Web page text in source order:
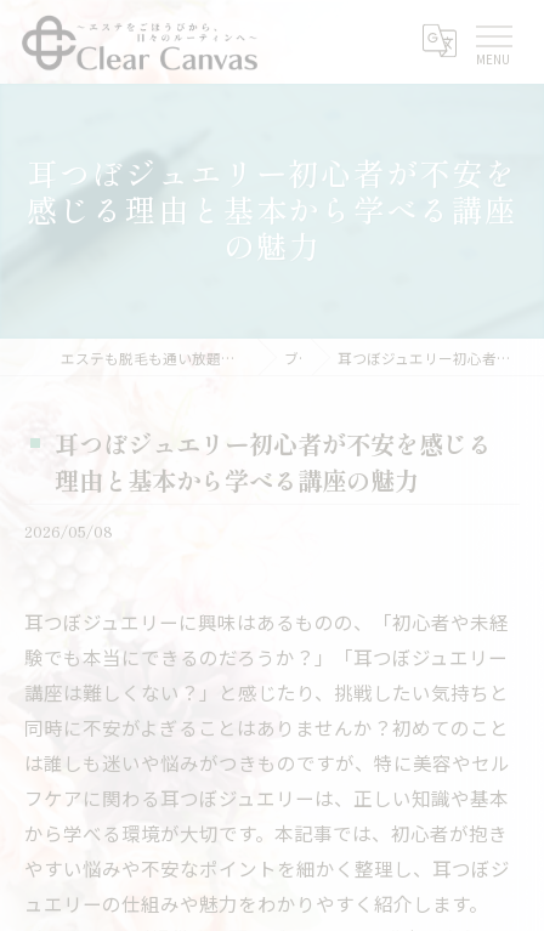
耳つぼジュエリー初心者が不安を
感じる理由と基本から学べる講座
の魅力
エステも脱毛も通い放題｜サブスクエステなら三重県亀山市のClear Canvas ブログ 耳つぼジュエリー初心者が不安を感じる理由と基本から学べる講座の魅力
耳つぼジュエリー初心者が不安を感じる
理由と基本から学べる講座の魅力
2026/05/08
耳つぼジュエリーに興味はあるものの、「初心者や未経
験でも本当にできるのだろうか？」「耳つぼジュエリー
講座は難しくない？」と感じたり、挑戦したい気持ちと
同時に不安がよぎることはありませんか？初めてのこと
は誰しも迷いや悩みがつきものですが、特に美容やセル
フケアに関わる耳つぼジュエリーは、正しい知識や基本
から学べる環境が大切です。本記事では、初心者が抱き
やすい悩みや不安なポイントを細かく整理し、耳つぼジ
ュエリーの仕組みや魅力をわかりやすく紹介します。